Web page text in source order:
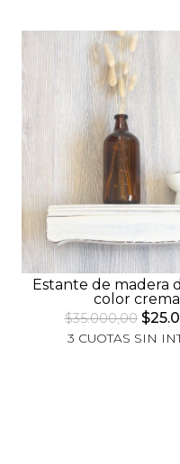
Estante de madera
color
$35.000,00
3 CUOTAS SIN